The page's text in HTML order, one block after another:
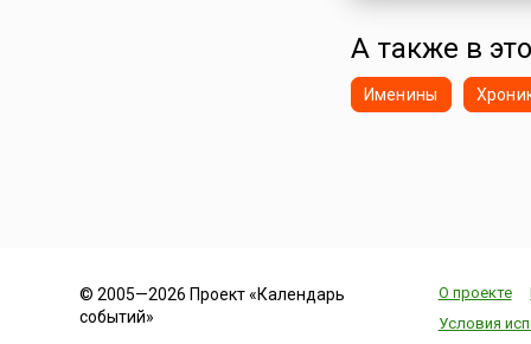
Швейцария
А также в
Именины
© 2005—2026 Проект «Календарь
событий»
О проекте
Условия